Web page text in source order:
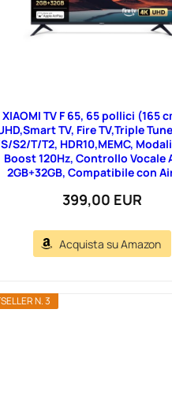
XIAOMI TV F 65, 65 pollici (165
TV, Fire TV,Triple
S2/T/T2, HDR10,MEMC,
Boost 120Hz, Controllo Vocale
2GB+32GB, Compatibile con
399,00 EUR
Acquista su Amazon
N. 3